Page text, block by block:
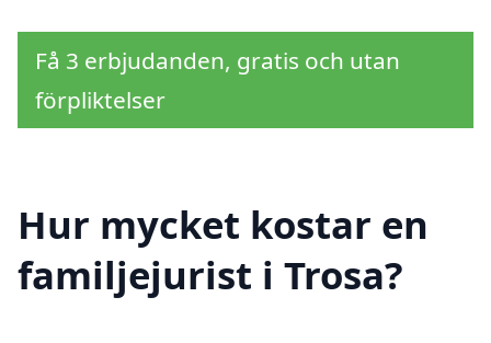
Få 3 erbjudanden, gratis och utan
förpliktelser
Hur mycket kostar en
familjejurist i Trosa?